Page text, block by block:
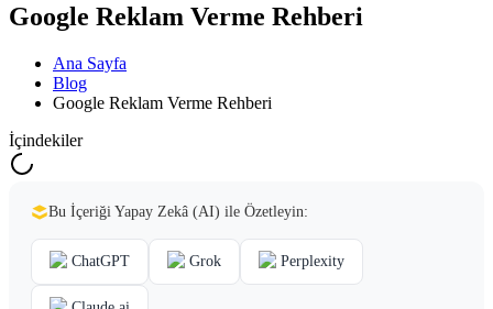
Google Reklam Verme Rehberi
Ana Sayfa
Blog
Google Reklam Verme Rehberi
İçindekiler
Bu İçeriği Yapay Zekâ (AI) ile Özetleyin:
ChatGPT Grok Perplexity